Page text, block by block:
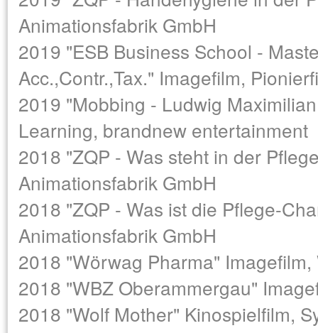
Animationsfabrik GmbH
2019 "ESB Business School -
Acc.,Contr.,Tax." Imagefilm,
2019 "Mobbing - Ludwig
Learning, brandnew entertainment
2018 "ZQP - Was steht in der
Animationsfabrik GmbH
2018 "ZQP - Was ist die Pflege-
Animationsfabrik GmbH
2018 "Wörwag Pharma" Imagefilm,
2018 "WBZ Oberammergau"
2018 "Wolf Mother" Kinospielfilm,